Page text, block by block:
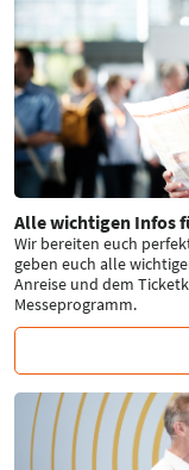
Alle wichtigen Infos
Wir bereiten euch
geben euch alle
Anreise und dem
Messeprogramm.